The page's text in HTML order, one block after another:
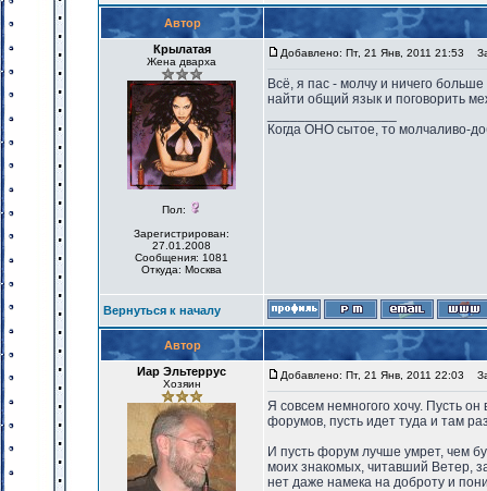
Автор
Крылатая
Жена дварха
Пол:
Зарегистрирован:
27.01.2008
Сообщения: 1081
Откуда: Москва
Добавлено: Пт, 21 Янв, 2011 21:53
Всё, я пас - молчу и ничего
найти общий язык и поговорить
Когда ОНО сытое, то молчаливо-
Вернуться к началу
Автор
Иар Эльтеррус
Хозяин
Добавлено: Пт, 21 Янв, 2011 22:03
Я совсем немногого хочу. Пусть
форумов, пусть идет туда и там
И пусть форум лучше умрет, чем
моих знакомых, читавший Ветер,
нет даже намека на доброту и